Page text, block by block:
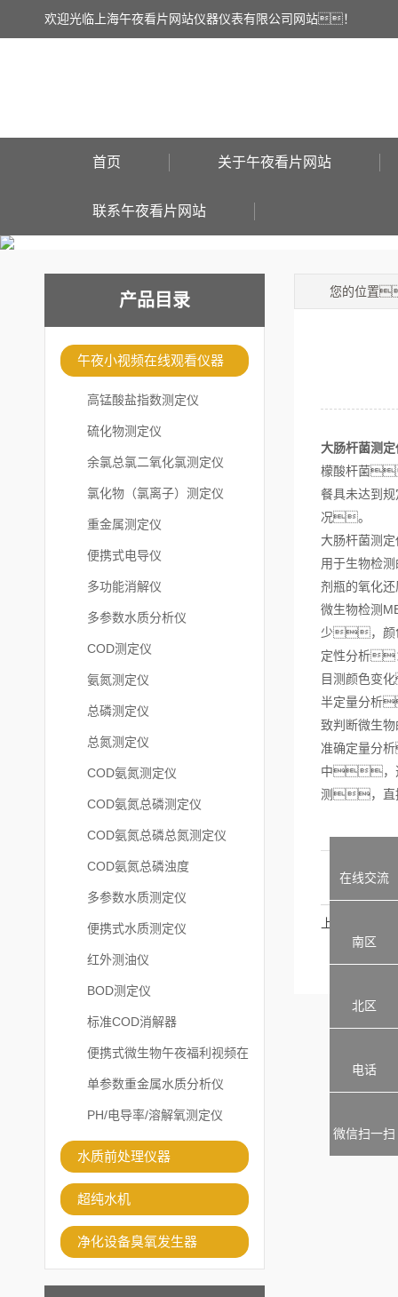
欢迎光临上海午夜看片网站仪器仪表有限公司网站！
首页 关于午夜看片网站
联系午夜看片网站
产品目录
午夜小视频在线观看仪器
高锰酸盐指数测定仪
硫化物测定仪
余氯总氯二氧化氯测定仪
氯化物（氯离子）测定仪
重金属测定仪
便携式电导仪
多功能消解仪
多参数水质分析仪
COD测定仪
氨氮测定仪
总磷测定仪
总氮测定仪
COD氨氮测定仪
COD氨氮总磷测定仪
COD氨氮总磷总氮测定仪
COD氨氮总磷浊度
多参数水质测定仪
便携式水质测定仪
红外测油仪
BOD测定仪
标准COD消解器
便携式微生物午夜福利视频在
线观看
单参数重金属水质分析仪
PH/电导率/溶解氧测定仪
水质前处理仪器
超纯水机
净化设备臭氧发生器
您的位置
大肠杆菌测定
檬酸杆菌
餐具未达到
况。
大肠杆菌测
用于生物检
剂瓶的氧化
微生物检测
少，颜
定性分析
目测颜色变
半定量分析
致判断微生
准确定量分
中，
测，直
上一篇：
在线交流
南区
北区
电话
微信扫一扫